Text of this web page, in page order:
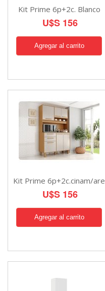
Kit Prime 6p+2c. Blanco
U$S 156
Kit Prime 6p+2c.cinam/are
U$S 156